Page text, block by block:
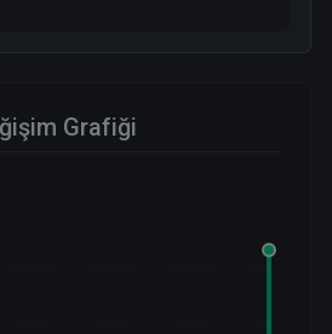
Grafiği